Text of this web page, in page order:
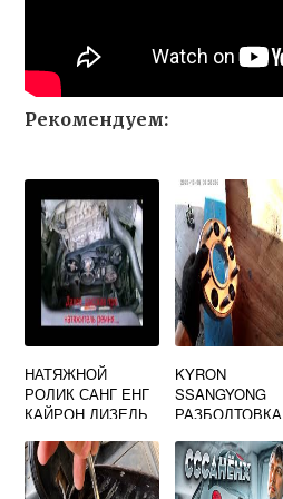
Рекомендуем:
НАТЯЖНОЙ
РОЛИК САНГ ЕНГ
КАЙРОН ДИЗЕЛЬ
KYRON
SSANGYONG
РАЗБОЛТОВКА